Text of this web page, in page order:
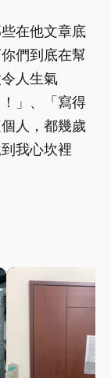
在他文章底
們到底在幫
人生氣
」、「寫得
人，都幾歲
我心坎裡